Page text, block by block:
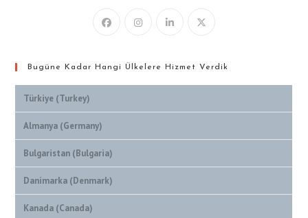
Bugüne Kadar Hangi Ülkelere Hizmet Verdik
Türkiye (Turkey)
Almanya (Germany)
Bulgaristan (Bulgaria)
Danimarka (Denmark)
Kanada (Canada)